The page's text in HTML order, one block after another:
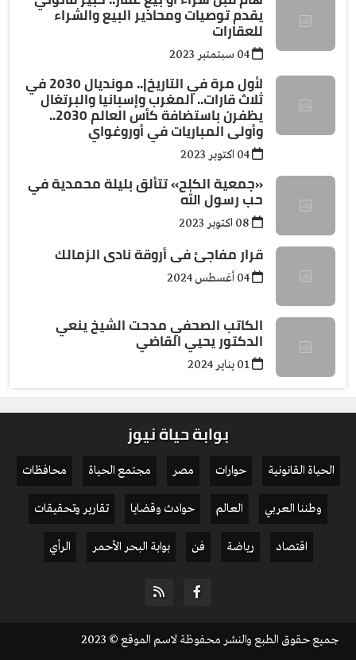
يقدم توصيات ومحاذير البيع والشراء
للعقارات
لأول مرة في التاريخ|.. مونديال 2030 في
ثلاث قارات.. المغرب وإسبانيا والبرتغال
يظفرن باستضافة كأس العالم 2030..
وأولى المباريات في أوروغواي
«جمعية الكلح» تتألق بليلة محمدية في
حب رسول الله
قرار مفاجئ فى أروقة نادى الزمالك
الكاتب الصحفي مدحت الشيخ ينعي
الدكتور يحيي القاضي
بوابة حياة نيوز
الحياة القانونية حوارات مصر مجتمع الحياة
محافظات
وطننا العربي
العالم حوادث وقضايا
تقارير وتحقيقات
اقتصاد
رياضة فن بوابة البحر الأحمر الرأي
جميع حقوق الطبع والنشر محفوظة لاسم الموقع © 2023